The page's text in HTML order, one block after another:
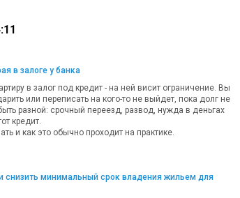
в залоге у банка
в залог под кредит - на ней висит ограничение. Вы
или переписать на кого-то не выйдет, пока долг не
разной: срочный переезд, развод, нужда в деньгах
кредит.
и как это обычно проходит на практике.
снизить минимальный срок владения жильем для